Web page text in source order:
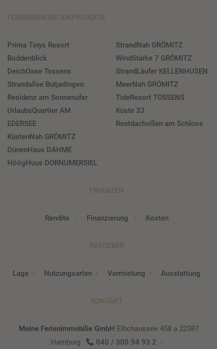
FERIENIMMOBILIENPROJEKTE
Prima Tinys Resort
Boddenblick
DeichOase Tossens
Strandallee Butjadingen
Residenz am Sonnenufer
UrlaubsQuartier AM
EDERSEE
KüstenNah GRÖMITZ
DünenHaus DAHME
HöögHuus DORNUMERSIEL
StrandNah GRÖMITZ
WindStärke 7 GRÖMITZ
StrandLäufer KELLENHUSEN
MeerNah GRÖMITZ
TideResort TOSSENS
Küste 33
Reetdachvillen am Schloss
FINANZEN
Rendite Finanzierung Kosten
RATGEBER
Lage Nutzungsarten Vermietung Ausstattung
KONTAKT
Meine Ferienimmobilie GmbH Elbchaussee 458 a 22587
Hamburg
040 / 300 94 93 2